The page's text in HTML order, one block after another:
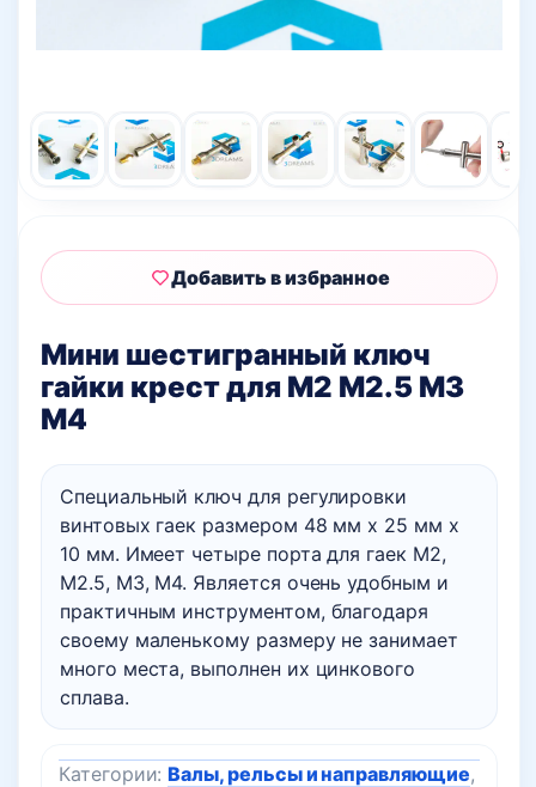
Мини шестигранный ключ
гайки крест для M2 M2.5 M3
M4
Специальный ключ для регулировки
винтовых гаек размером 48 мм x 25 мм x
10 мм. Имеет четыре порта для гаек M2,
M2.5, M3, M4. Является очень удобным и
практичным инструментом, благодаря
своему маленькому размеру не занимает
много места, выполнен их цинкового
сплава.
Добавить в избранное
Категории:Валы, рельсы и направляющие,